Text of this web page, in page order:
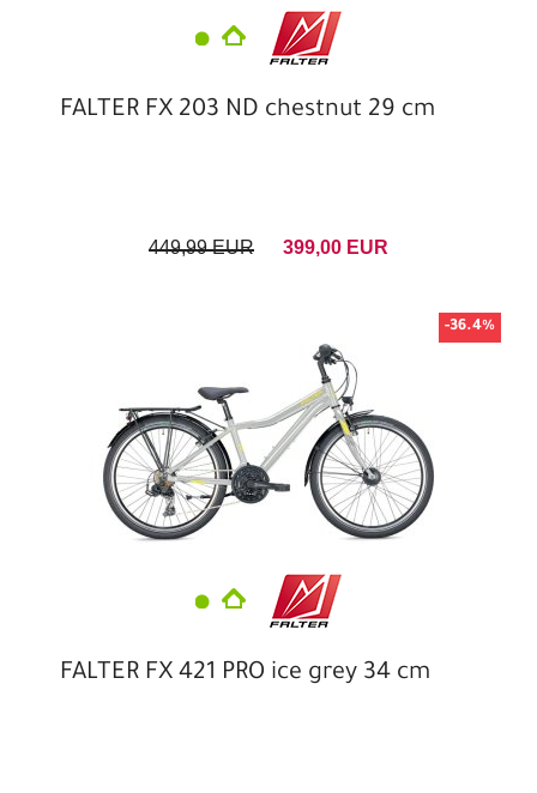
FALTER FX 203 ND chestnut 29 cm
449,99 EUR 399,00 EUR
-36.4%
FALTER FX 421 PRO ice grey 34 cm